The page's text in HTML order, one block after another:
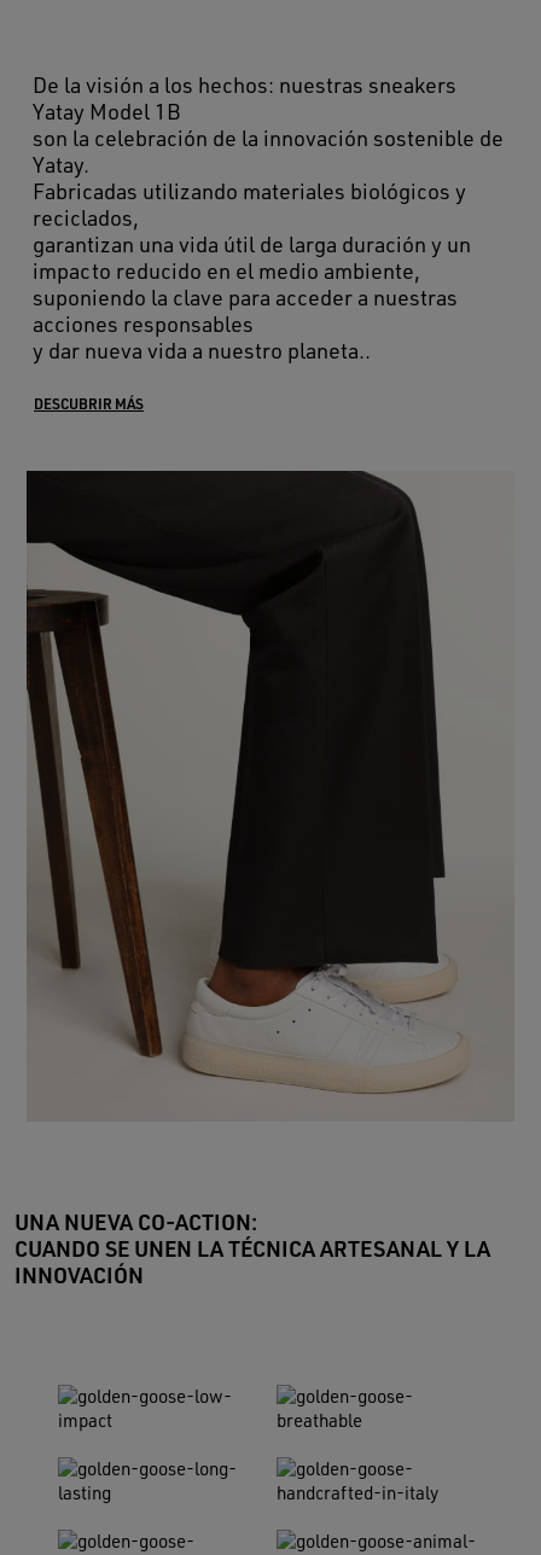
De la visión a los hechos: nuestras sneakers
Yatay Model 1B
son la celebración de la innovación sostenible de
Yatay.
Fabricadas utilizando materiales biológicos y
reciclados,
garantizan una vida útil de larga duración y un
impacto reducido en el medio ambiente,
suponiendo la clave para acceder a nuestras
acciones responsables
y dar nueva vida a nuestro planeta..
DESCUBRIR MÁS
UNA NUEVA CO-ACTION:
CUANDO SE UNEN LA TÉCNICA ARTESANAL Y LA
INNOVACIÓN